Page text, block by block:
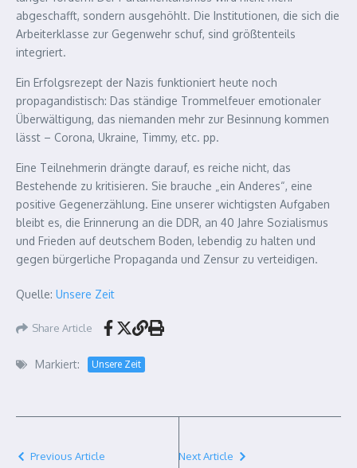
abgeschafft, sondern ausgehöhlt. Die Institutionen, die sich die
Arbeiterklasse zur Gegenwehr schuf, sind größtenteils
integriert.
Ein Erfolgsrezept der Nazis funktioniert heute noch
propagandistisch: Das ständige Trommelfeuer emotionaler
Überwältigung, das niemanden mehr zur Besinnung kommen
lässt – Corona, Ukraine, Timmy, etc. pp.
Eine Teilnehmerin drängte darauf, es reiche nicht, das
Bestehende zu kritisieren. Sie brauche „ein Anderes“, eine
positive Gegenerzählung. Eine unserer wichtigsten Aufgaben
bleibt es, die Erinnerung an die DDR, an 40 Jahre Sozialismus
und Frieden auf deutschem Boden, lebendig zu halten und
gegen bürgerliche Propaganda und Zensur zu verteidigen.
Quelle: Unsere Zeit
Share Article
Markiert: Unsere Zeit
Previous Article Next Article